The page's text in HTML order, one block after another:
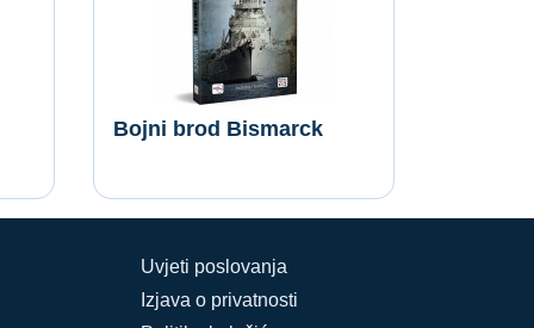
Bojni brod Bismarck
Uvjeti poslovanja
Izjava o privatnosti